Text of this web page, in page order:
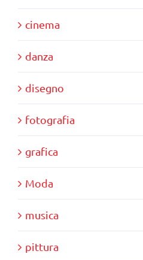
cinema
danza
disegno
fotografia
grafica
Moda
musica
pittura